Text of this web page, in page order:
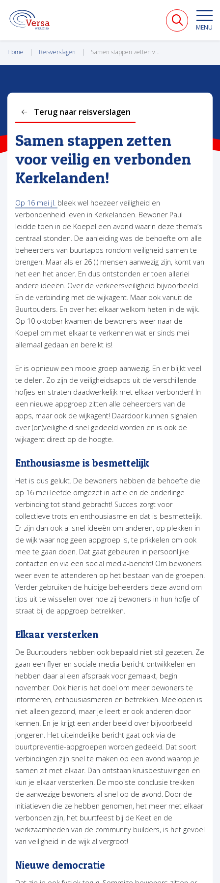
VERSA WELZIJN MENU
Home Reisverslagen Samen stappen zetten voor veilig en verbonden Kerkelanden!
Terug naar reisverslagen
Samen stappen zetten
voor veilig en verbonden
Kerkelanden!
Op 16 mei jl. bleek wel hoezeer veiligheid en
verbondenheid leven in Kerkelanden. Bewoner Paul
leidde toen in de Koepel een avond waarin deze thema’s
centraal stonden. De aanleiding was de behoefte om alle
beheerders van buurtapps rondom veiligheid samen te
brengen. Maar als er 26 (!) mensen aanwezig zijn, komt van
het een het ander. En dus ontstonden er toen allerlei
andere ideeën. Over de verkeersveiligheid bijvoorbeeld.
En de verbinding met de wijkagent. Maar ook vanuit de
Buurtouders. En over het elkaar welkom heten in de wijk.
Op 10 oktober kwamen de bewoners weer naar de
Koepel om met elkaar te verkennen wat er sinds mei
allemaal gedaan en bereikt is!
Er is opnieuw een mooie groep aanwezig. En er blijkt veel
te delen. Zo zijn de veiligheidsapps uit de verschillende
hofjes en straten daadwerkelijk met elkaar verbonden! In
een nieuwe appgroep zitten alle beheerders van de
apps, maar ook de wijkagent! Daardoor kunnen signalen
over (on)veiligheid snel gedeeld worden en is ook de
wijkagent direct op de hoogte.
Enthousiasme is besmettelijk
Het is dus gelukt. De bewoners hebben de behoefte die
op 16 mei leefde omgezet in actie en de onderlinge
verbinding tot stand gebracht! Succes zorgt voor
collectieve trots en enthousiasme en dat is besmettelijk.
Er zijn dan ook al snel ideeën om anderen, op plekken in
de wijk waar nog geen appgroep is, te prikkelen om ook
mee te gaan doen. Dat gaat gebeuren in persoonlijke
contacten en via een social media-bericht! Om bewoners
weer even te attenderen op het bestaan van de groepen.
Verder gebruiken de huidige beheerders deze avond om
tips uit te wisselen over hoe zij bewoners in hun hofje of
straat bij de appgroep betrekken.
Elkaar versterken
De Buurtouders hebben ook bepaald niet stil gezeten. Ze
gaan een flyer en sociale media-bericht ontwikkelen en
hebben daar al een afspraak voor gemaakt, begin
november. Ook hier is het doel om meer bewoners te
informeren, enthousiasmeren en betrekken. Meelopen is
niet alleen gezond, maar je leert er ook anderen door
kennen. En je krijgt een ander beeld over bijvoorbeeld
jongeren. Het uiteindelijke bericht gaat ook via de
buurtpreventie-appgroepen worden gedeeld. Dat soort
verbindingen zijn snel te maken op een avond waarop je
samen zit met elkaar. Dan ontstaan kruisbestuivingen en
kun je elkaar versterken. De mooiste conclusie trekken
de aanwezige bewoners al snel op de avond. Door de
initiatieven die ze hebben genomen, het meer met elkaar
verbonden zijn, het buurtfeest bij de Keet en de
werkzaamheden van de community builders, is het gevoel
van veiligheid in de wijk al vergroot!
Nieuwe democratie